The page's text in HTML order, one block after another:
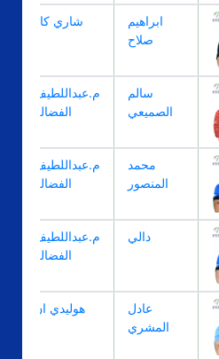
ابراهيم
صلاح
شاري كار
سالم
الصميعي
م.عبداللطيف
الفضاله
محمد
المنصور
م.عبداللطيف
الفضاله
دالي
م.عبداللطيف
الفضاله
عادل
المشري
هوليدي ان